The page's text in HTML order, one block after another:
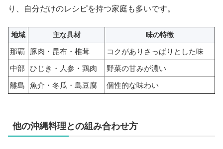
り、自分だけのレシピを持つ家庭も多いです。
地域 主な具材 味の特徴
那覇 豚肉・昆布・椎茸
コクがありさっぱりとした味
中部
ひじき・人参・鶏肉
野菜の甘みが濃い
離島
魚介・冬瓜・島豆腐 個性的な味わい
他の沖縄料理との組み合わせ方